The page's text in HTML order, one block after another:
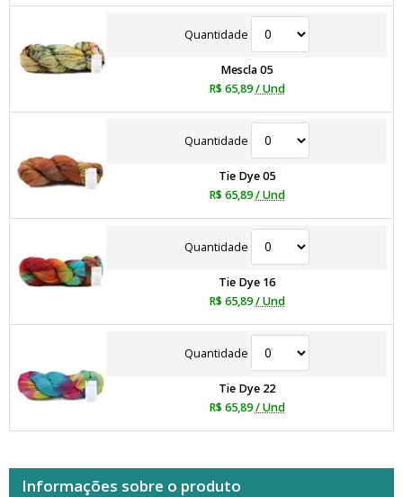
Quantidade
Mescla 05
R$ 65,89 / Und
Quantidade
Tie Dye 05
R$ 65,89 / Und
Quantidade
Tie Dye 16
R$ 65,89 / Und
Quantidade
Tie Dye 22
R$ 65,89 / Und
Informações sobre o produto